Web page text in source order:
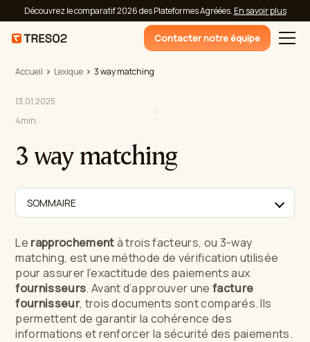
Découvrez le comparatif 2026 des Plateformes Agréées. En savoir plus
Contacter notre équipe
Accueil Lexique 3 way matching
13.01.2025
4min.
3 way matching
SOMMAIRE
Le rapprochementà trois facteurs, ou 3-way
matching, est une méthode de vérification utilisée
pour assurer l’exactitude des paiements aux
fournisseurs. Avant d’approuver une facture
fournisseur, trois documents sont comparés. Ils
permettent de garantir la cohérence des
informations et renforcer la sécurité des paiements.